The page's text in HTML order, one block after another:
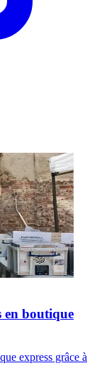
en boutique
express grâce à